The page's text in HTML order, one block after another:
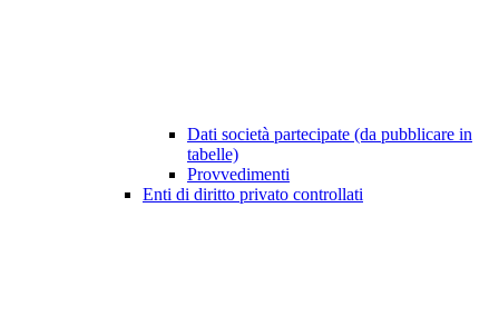
Dati società partecipate (da pubblicare in
tabelle)
Provvedimenti
Enti di diritto privato controllati